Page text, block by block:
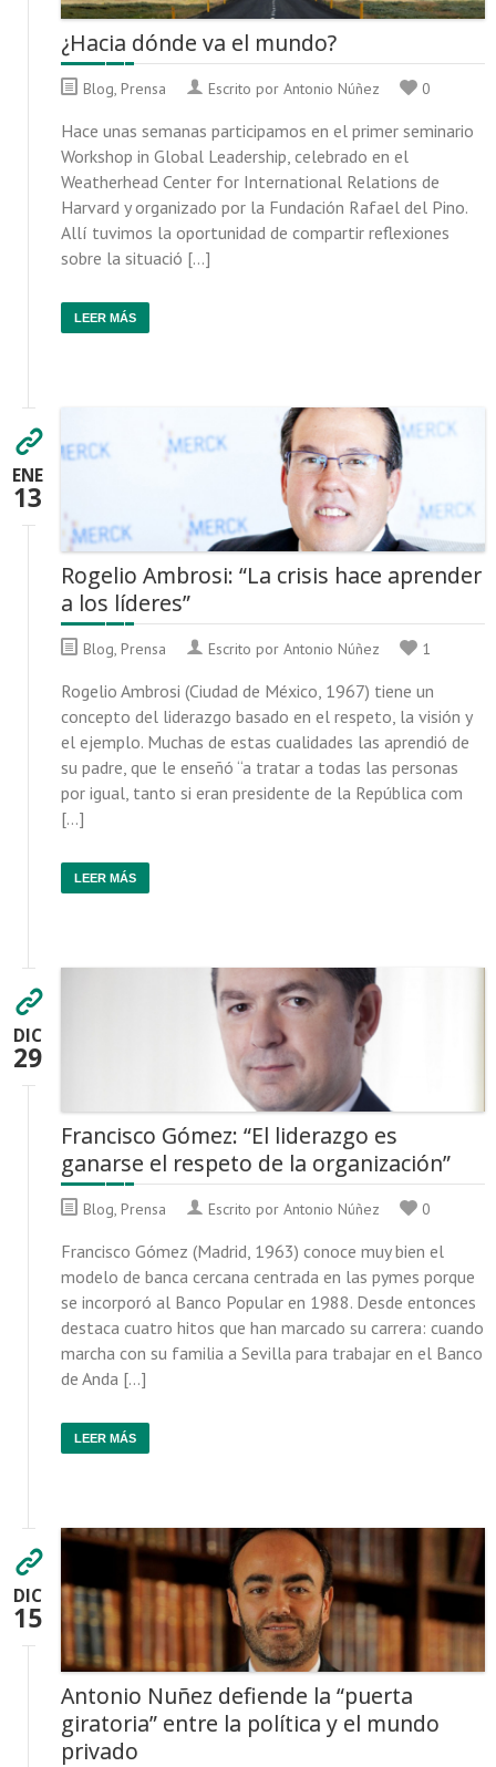
¿Hacia dónde va el mundo?
Blog, Prensa Escrito por Antonio Núñez 0
Hace unas semanas participamos en el primer seminario
Workshop in Global Leadership, celebrado en el
Weatherhead Center for International Relations de
Harvard y organizado por la Fundación Rafael del Pino.
Allí tuvimos la oportunidad de compartir reflexiones
sobre la situació […]
LEER MÁS
ENE
13
Rogelio Ambrosi: “La crisis hace aprender
a los líderes”
Blog, Prensa Escrito por Antonio Núñez 1
Rogelio Ambrosi (Ciudad de México, 1967) tiene un
concepto del liderazgo basado en el respeto, la visión y
el ejemplo. Muchas de estas cualidades las aprendió de
su padre, que le enseñó “a tratar a todas las personas
por igual, tanto si eran presidente de la República com
[…]
LEER MÁS
DIC
29
Francisco Gómez: “El liderazgo es
ganarse el respeto de la organización”
Blog, Prensa Escrito por Antonio Núñez 0
Francisco Gómez (Madrid, 1963) conoce muy bien el
modelo de banca cercana centrada en las pymes porque
se incorporó al Banco Popular en 1988. Desde entonces
destaca cuatro hitos que han marcado su carrera: cuando
marcha con su familia a Sevilla para trabajar en el Banco
de Anda […]
LEER MÁS
DIC
15
Antonio Nuñez defiende la “puerta
giratoria” entre la política y el mundo
privado